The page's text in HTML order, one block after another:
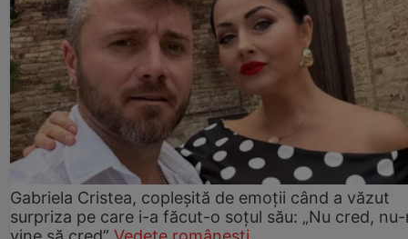
Gabriela Cristea, copleșită de emoții când a văzut
surpriza pe care i-a făcut-o soțul său: „Nu cred,